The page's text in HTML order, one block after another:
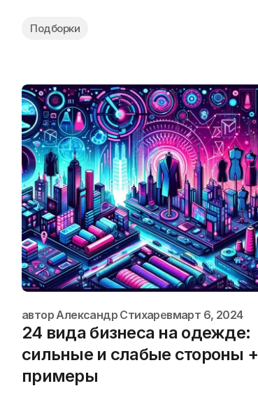
Подборки
автор Александр Стихаревмарт 6, 2024
24 вида бизнеса на одежде:
сильные и слабые стороны +
примеры